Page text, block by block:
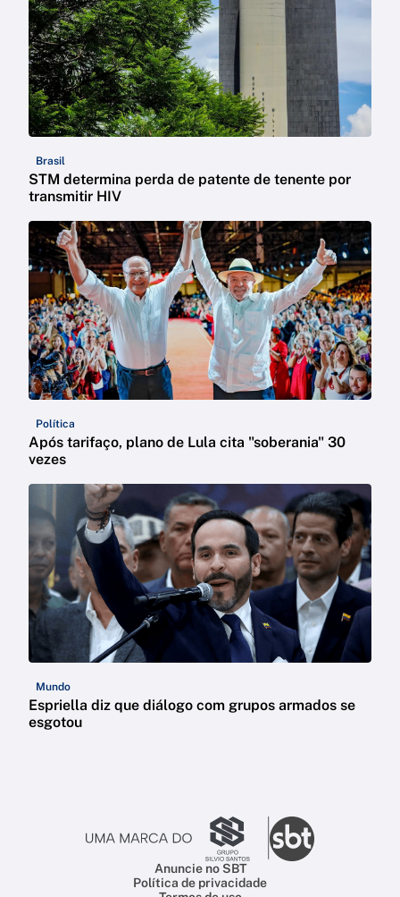
Brasil
STM determina perda de patente de tenente por
transmitir HIV
Política
Após tarifaço, plano de Lula cita "soberania" 30
vezes
Mundo
Espriella diz que diálogo com grupos armados se
esgotou
Anuncie no SBT
Política de privacidade